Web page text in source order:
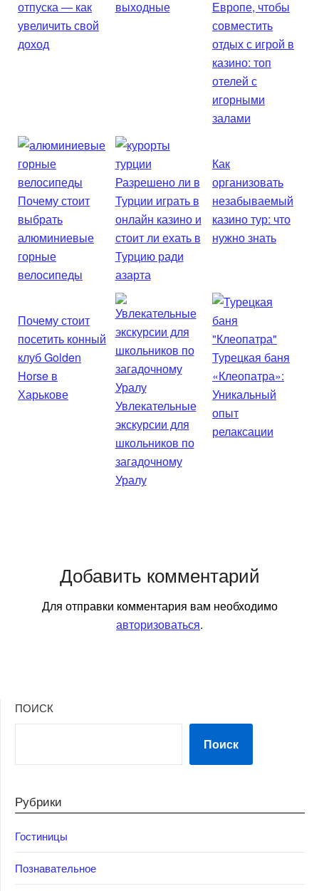
отпуска — как
увеличить свой
доход
выходные
Европе, чтобы
совместить
отдых с игрой в
казино: топ
отелей с
игорными
залами
Почему стоит
выбрать
алюминиевые
горные
велосипеды
Разрешено ли в
Турции играть в
онлайн казино и
стоит ли ехать в
Турцию ради
азарта
Как
организовать
незабываемый
казино тур: что
нужно знать
Почему стоит
посетить конный
клуб Golden
Horse в
Харькове
Увлекательные
экскурсии для
школьников по
загадочному
Уралу
Турецкая баня
«Клеопатра»:
Уникальный
опыт
релаксации
Добавить комментарий
Для отправки комментария вам необходимо
авторизоваться.
ПОИСК
Поиск
Рубрики
Гостиницы
Познавательное